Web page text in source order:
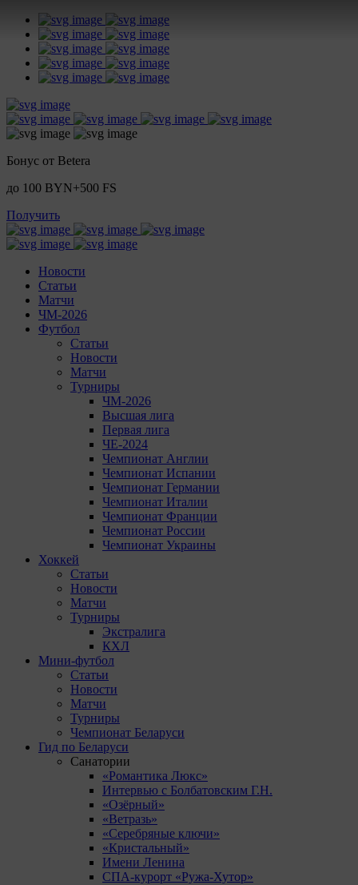
Бонус от Betera
до 100 BYN+500 FS
Получить
Новости
Статьи
Матчи
ЧМ-2026
Футбол
Статьи
Новости
Матчи
Турниры
ЧМ-2026
Высшая лига
Первая лига
ЧЕ-2024
Чемпионат Англии
Чемпионат Испании
Чемпионат Германии
Чемпионат Италии
Чемпионат Франции
Чемпионат России
Чемпионат Украины
Хоккей
Статьи
Новости
Матчи
Турниры
Экстралига
КХЛ
Мини-футбол
Статьи
Новости
Матчи
Турниры
Чемпионат Беларуси
Гид по Беларуси
Санатории
«Романтика Люкс»
Интервью с Болбатовским Г.Н.
«Озёрный»
«Ветразь»
«Серебряные ключи»
«Кристальный»
Имени Ленина
СПА-курорт «Ружа-Хутор»